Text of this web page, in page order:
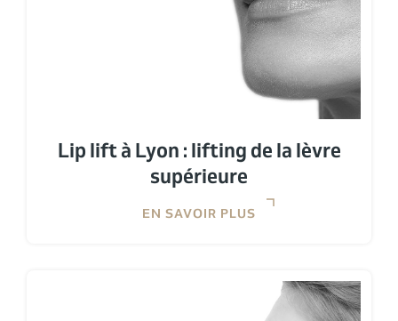
Lip lift à Lyon : lifting de la lèvre
supérieure
EN SAVOIR PLUS